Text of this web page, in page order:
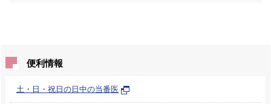
便利情報
土・日・祝日の日中の当番医